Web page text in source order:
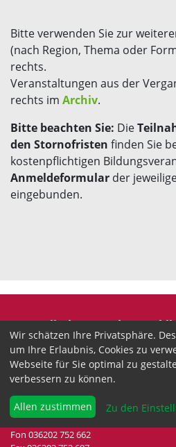
Bitte verwenden Sie zur
(nach Region, Thema oder
rechts.
Veranstaltungen aus der
rechts im Archiv.
Bitte beachten Sie: Die
den Stornofristen finden Sie
kostenpflichtigen
Anmeldeformular der
eingebunden.
Evangelische
Wir sind anerkannter freier
Erwachsenenbildung in
Landesgeschäftsstelle
Drei-Gleichen-Straße 35a
99192 Neudietendorf
Fon 036202 752 662
Wir schätzen Ihre Privatsphäre.
um Ihre Erlaubnis, Cookies zu
Webseite für Sie optimal zu
verbessern zu können.
Allen zustimmen Zu den